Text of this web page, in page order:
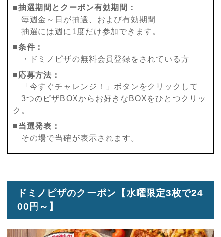
■抽選期間とクーポン有効期間：
毎週金～日が抽選、および有効期間
抽選には週に1度だけ参加できます。
■条件：
・ドミノピザの無料会員登録をされている方
■応募方法：
「今すぐチャレンジ！」ボタンをクリックして
3つのピザBOXからお好きなBOXをひとつクリッ
ク。
■当選発表：
その場で当確が表示されます。
ドミノピザのクーポン【水曜限定3枚で24
00円～】